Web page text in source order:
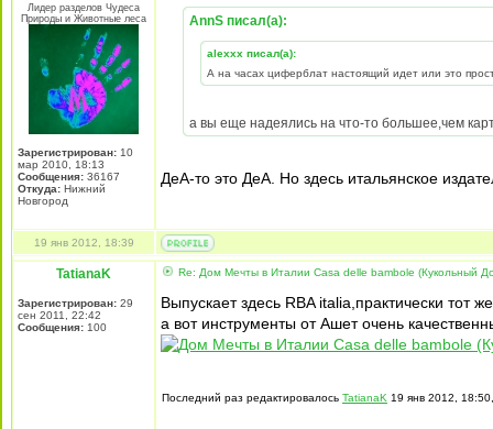
Лидер разделов Чудеса
Природы и Животные леса
Зарегистрирован: 10
мар 2010, 18:13
Сообщения: 36167
Откуда: Нижний
Новгород
AnnS писал(а):
alexxx писал(а):
А на часах циферблат настоящий идет или это
а вы еще надеялись на что-то большее,чем
ДеА-то это ДеА. Но здесь итальянское
19 янв 2012, 18:39
TatianaK
Зарегистрирован: 29
сен 2011, 22:42
Сообщения: 100
Re: Дом Мечты в Италии Casa delle bambole (Кукольный
Выпускает здесь RBA italia,практически тот
а вот инструменты от Ашет очень
Последний раз редактировалось TatianaK 19 янв 2012,